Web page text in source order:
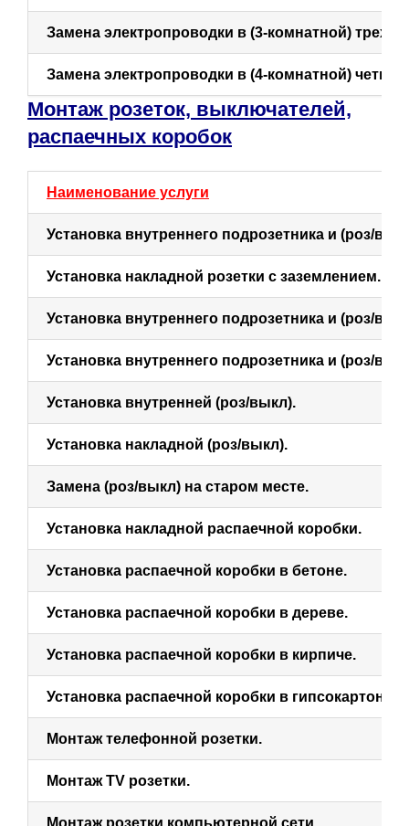
Замена электропроводки в (3-комнатной)
Замена электропроводки в (4-комнатной)
Монтаж розеток, выключателей,
распаечных коробок
Наименование услуги
Установка внутреннего подрозетника и (роз/
Установка накладной розетки с заземлением.
Установка внутреннего подрозетника и (роз/
Установка внутреннего подрозетника и (роз/
Установка внутренней (роз/выкл).
Установка накладной (роз/выкл).
Замена (роз/выкл) на старом месте.
Установка накладной распаечной коробки.
Установка распаечной коробки в бетоне.
Установка распаечной коробки в дереве.
Установка распаечной коробки в кирпиче.
Установка распаечной коробки в гипсокартон.
Монтаж телефонной розетки.
Монтаж TV розетки.